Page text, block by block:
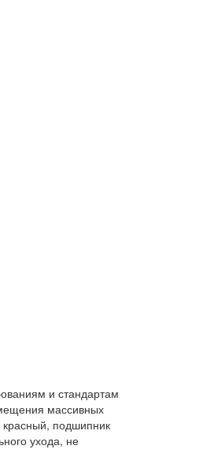
и стандартам
массивных
красный, подшипник
ухода, не